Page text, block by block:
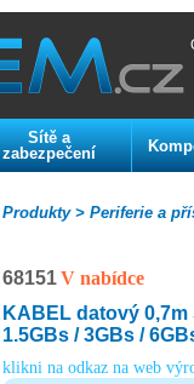
Sítě a
zabezpečení
Periferie a
Produkty >
68151V nabídce
KABEL datový 0,7m
1.5GBs / 3GBs /
klikni na odkaz na web